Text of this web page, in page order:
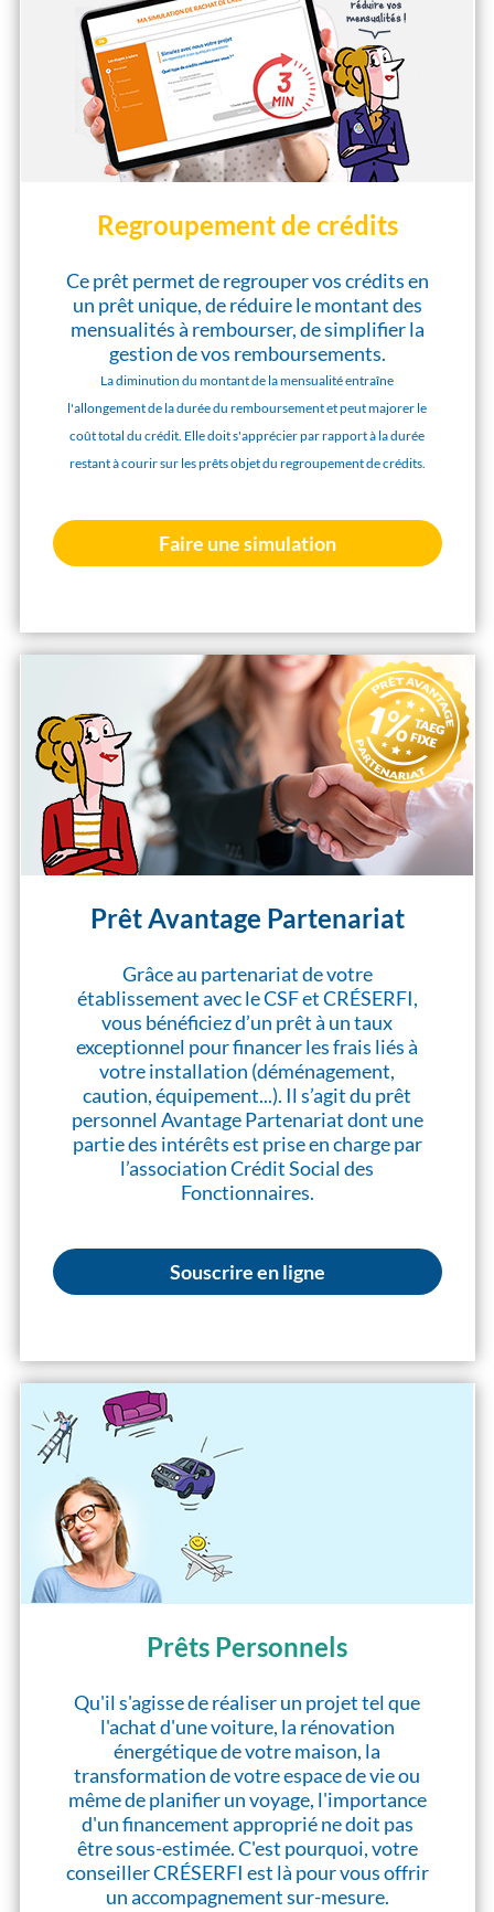
Regroupement de crédits
Ce prêt permet de regrouper vos crédits en
un prêt unique, de réduire le montant des
mensualités à rembourser, de simplifier la
gestion de vos remboursements.
La diminution du montant de la mensualité entraîne
l'allongement de la durée du remboursement et peut majorer le
coût total du crédit. Elle doit s'apprécier par rapport à la durée
restant à courir sur les prêts objet du regroupement de crédits.
Faire une simulation
Prêt Avantage Partenariat
Grâce au partenariat de votre
établissement avec le CSF et CRÉSERFI,
vous bénéficiez d’un prêt à un taux
exceptionnel pour financer les frais liés à
votre installation (déménagement,
caution, équipement...). Il s’agit du prêt
personnel Avantage Partenariat dont une
partie des intérêts est prise en charge par
l’association Crédit Social des
Fonctionnaires.
Souscrire en ligne
Prêts Personnels
Qu'il s'agisse de réaliser un projet tel que
l'achat d'une voiture, la rénovation
énergétique de votre maison, la
transformation de votre espace de vie ou
même de planifier un voyage, l'importance
d'un financement approprié ne doit pas
être sous-estimée. C'est pourquoi, votre
conseiller CRÉSERFI est là pour vous offrir
un accompagnement sur-mesure.